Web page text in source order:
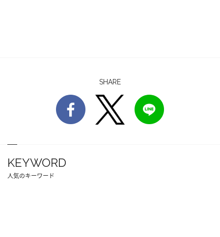
SHARE
KEYWORD
人気のキーワード